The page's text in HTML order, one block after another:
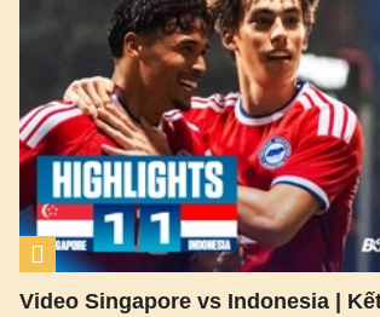
Video Singapore vs Indonesia |